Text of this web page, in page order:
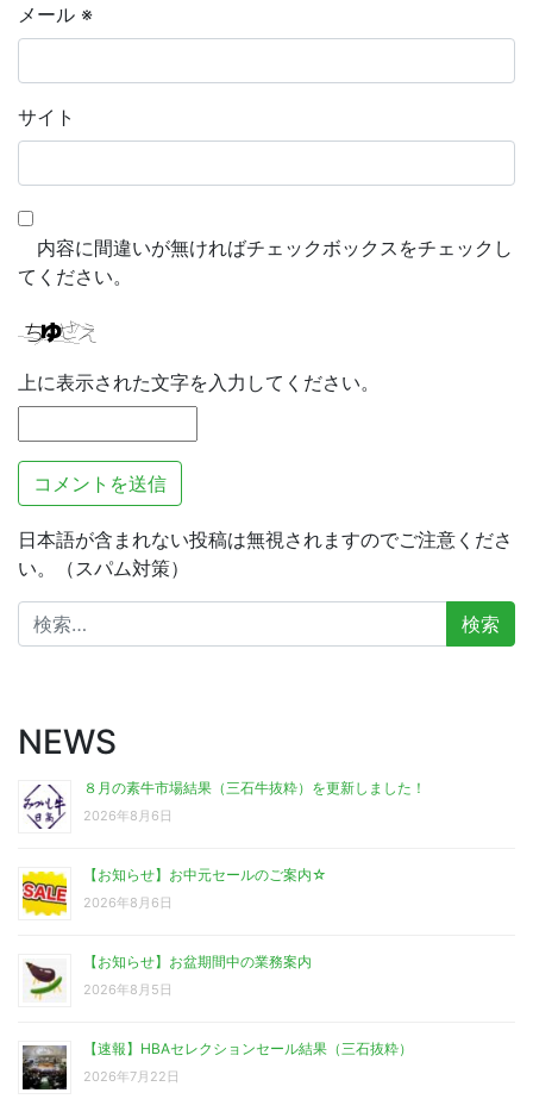
メール ※
サイト
内容に間違いが無ければチェックボックスをチェックし
てください。
上に表示された文字を入力してください。
日本語が含まれない投稿は無視されますのでご注意くださ
い。（スパム対策）
検
索:
NEWS
８月の素牛市場結果（三石牛抜粋）を更新しました！
2026年8月6日
【お知らせ】お中元セールのご案内☆
2026年8月6日
【お知らせ】お盆期間中の業務案内
2026年8月5日
【速報】HBAセレクションセール結果（三石抜粋）
2026年7月22日